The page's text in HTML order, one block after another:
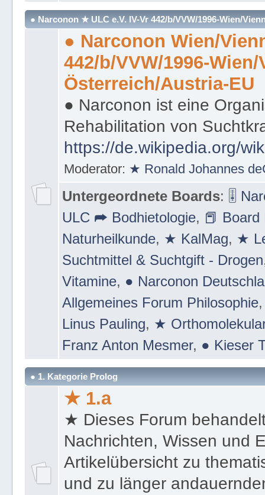
Strecke ⛪
● Narconon ★ ULC e.V. IV-Vr 442/b/VVW/1996-Wien/
● Narconon Wien/
442/b/VVW/1996-
Österreich/Austria-EU
● Narconon ist eine
Rehabilitation von
https://de.wikipedia.org/
Moderator:★ Ronald Johannes
Untergeordnete Boards :🎚
ULC ➦ Bodhietologie,📕 Board
Naturheilkunde,★ KalMag,★
Suchtmittel & Suchtgift - Drogen
Vitamine,● Narconon
Allgemeines Forum Philosophie
Linus Pauling,★
Franz Anton Mesmer,● Kieser
● 1. Kategorie Prolog
★ 1.a
★ Dieses Forum
Nachrichten, Wissen und
Artikelübersicht zu